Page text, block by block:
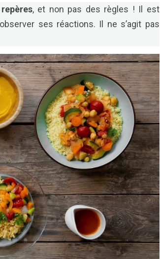
repères, et non pas des règles ! Il est
ses réactions. Il ne s’agit pas